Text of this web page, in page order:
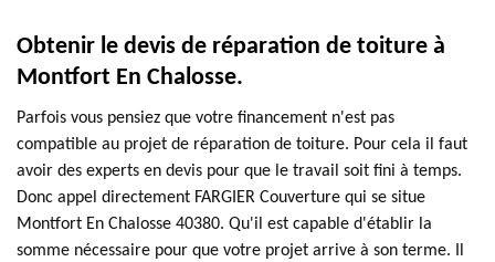
Obtenir le devis de réparation de toiture à
Montfort En Chalosse.
Parfois vous pensiez que votre financement n'est pas
compatible au projet de réparation de toiture. Pour cela il faut
avoir des experts en devis pour que le travail soit fini à temps.
Donc appel directement FARGIER Couverture qui se situe
Montfort En Chalosse 40380. Qu'il est capable d'établir la
somme nécessaire pour que votre projet arrive à son terme. Il